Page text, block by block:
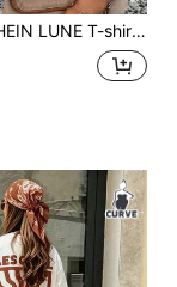
décontracté à col rond, manches courtes, imprimé cœur rayé, grande taille pour femmes, nouvelle arrivée printemps/été